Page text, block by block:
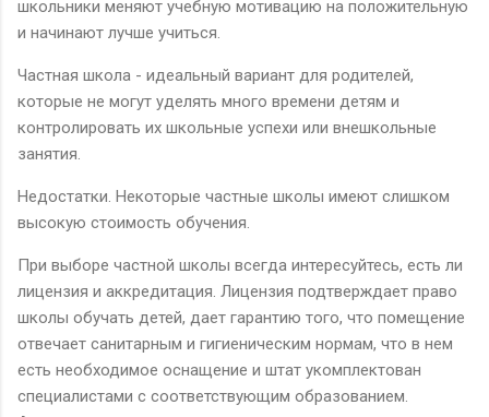
школьники меняют учебную мотивацию на положительную
и начинают лучше учиться.
Частная школа - идеальный вариант для родителей,
которые не могут уделять много времени детям и
контролировать их школьные успехи или внешкольные
занятия.
Недостатки. Некоторые частные школы имеют слишком
высокую стоимость обучения.
При выборе частной школы всегда интересуйтесь, есть ли
лицензия и аккредитация. Лицензия подтверждает право
школы обучать детей, дает гарантию того, что помещение
отвечает санитарным и гигиеническим нормам, что в нем
есть необходимое оснащение и штат укомплектован
специалистами с соответствующим образованием.